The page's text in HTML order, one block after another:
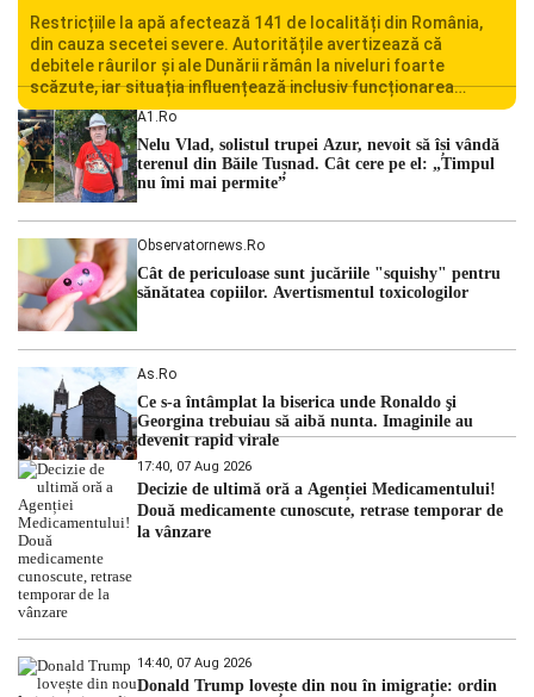
Restricțiile la apă afectează 141 de localități din România,
din cauza secetei severe. Autoritățile avertizează că
debitele râurilor și ale Dunării rămân la niveluri foarte
scăzute, iar situația influențează inclusiv funcționarea
Centralei Nucleare de la Cernavodă. România se confruntă
cu una dintre cele mai dificile perioade din punct de vedere
hidrologic din ultimii ani. Lipsa […]
A1.ro
Nelu Vlad, solistul trupei Azur, nevoit să își vândă
terenul din Băile Tușnad. Cât cere pe el: „Timpul
nu îmi mai permite”
Observatornews.ro
Cât de periculoase sunt jucăriile "squishy" pentru
sănătatea copiilor. Avertismentul toxicologilor
As.ro
Ce s-a întâmplat la biserica unde Ronaldo şi
Georgina trebuiau să aibă nunta. Imaginile au
devenit rapid virale
17:40, 07 Aug 2026
Decizie de ultimă oră a Agenției Medicamentului!
Două medicamente cunoscute, retrase temporar de
la vânzare
14:40, 07 Aug 2026
Donald Trump lovește din nou în imigrație: ordin